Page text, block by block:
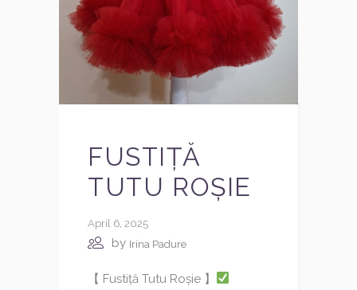
FUSTIȚĂ
TUTU ROȘIE
April 6, 2025
by Irina Padure
【 Fustiță Tutu Roșie 】